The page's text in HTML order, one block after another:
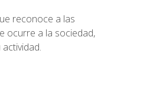
reconoce a las
ocurre a la sociedad,